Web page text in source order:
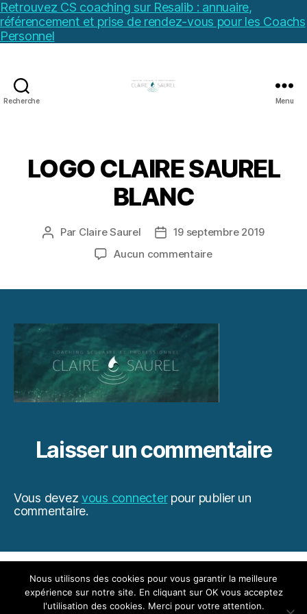
Retrouvez CS coaching sur Resalib : annuaire,
référencement et prise de rendez-vous pour les Coachs
Personnel
Recherche Menu
LOGO CLAIRE SAUREL
BLANC
Auteur
Par Claire Saurel
Date19 septembre 2019
Aucun commentairesur
Laisser un commentaire
Vous devezvous connecterpour publier un
commentaire.
Mentions légales
Nous utilisons des cookies pour vous garantir la meilleure
expérience sur notre site. En cliquant sur OK vous acceptez
l'utilisation des cookies. Merci pour votre attention.